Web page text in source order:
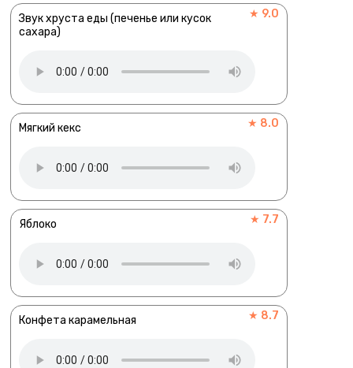
Звук хруста еды (печенье или кусок
сахара)
★ 9.0
Мягкий кекс ★ 8.0
Яблоко ★ 7.7
Конфета карамельная ★ 8.7